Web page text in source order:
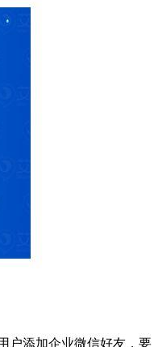
户添加企业微信好友，要